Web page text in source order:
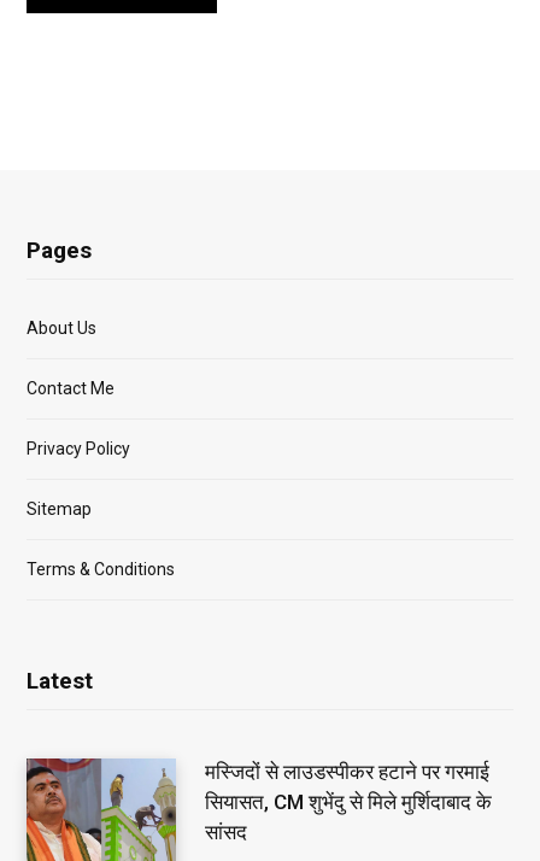
Pages
About Us
Contact Me
Privacy Policy
Sitemap
Terms & Conditions
Latest
मस्जिदों से लाउडस्पीकर हटाने पर गरमाई
सियासत, CM शुभेंदु से मिले मुर्शिदाबाद के
सांसद